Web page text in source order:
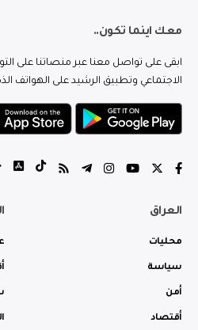
معك اينما تكون..
ابقى على تواصل معنا عبر منصاتنا على
الاجتماعي وتطبيق الرشيد على الهواتف
العراق
محليات
سياسة
أمن
أقتصاد